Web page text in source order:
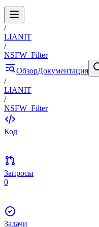
/
LIANIT
/
NSFW_Filter
ОбзорДокументация
/
LIANIT
/
NSFW_Filter
Код
Запросы
0
Задачи